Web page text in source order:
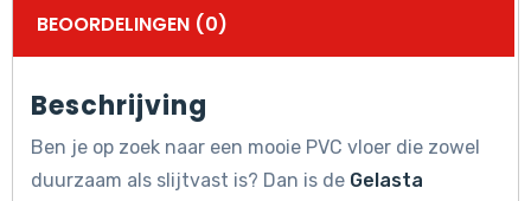
BEOORDELINGEN (0)
Beschrijving
Ben je op zoek naar een mooie PVC vloer die zowel
duurzaam als slijtvast is? Dan is de Gelasta